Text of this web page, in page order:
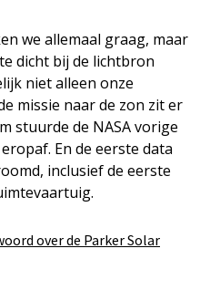
we allemaal graag, maar
dicht bij de lichtbron
niet alleen onze
missie naar de zon zit er
stuurde de NASA vorige
En de eerste data
inclusief de eerste
over de Parker Solar